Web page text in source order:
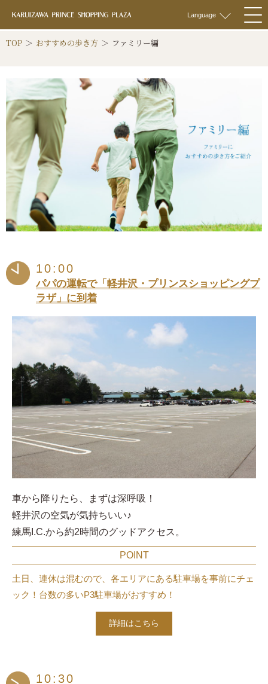
軽井沢 プリンス
Language
TOP おすすめの歩き方 ファミリー編
10:00
パパの運転で「軽井沢・プリンスショッピングプ
ラザ」に到着
車から降りたら、まずは深呼吸！
軽井沢の空気が気持ちいい♪
練馬I.C.から約2時間のグッドアクセス。
POINT
土日、連休は混むので、各エリアにある駐車場を事前にチェ
ック！台数の多いP3駐車場がおすすめ！
詳細はこちら
10:30